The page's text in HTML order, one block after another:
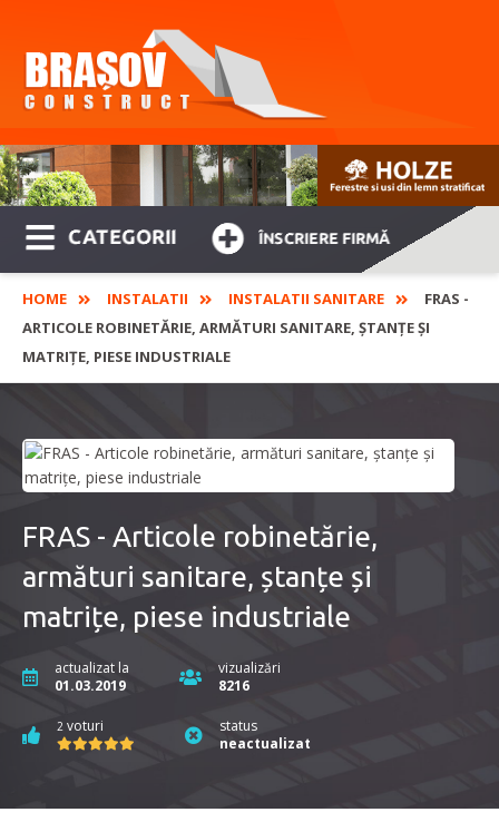
CATEGORII ÎNSCRIERE FIRMĂ
HOME INSTALATII INSTALATII SANITARE
FRAS -
ARTICOLE ROBINETĂRIE, ARMĂTURI SANITARE, ȘTANȚE ȘI
MATRIȚE, PIESE INDUSTRIALE
FRAS - Articole robinetărie,
armături sanitare, ștanțe și
matrițe, piese industriale
actualizat la
01.03.2019
vizualizări
8216
2 voturi
status
neactualizat